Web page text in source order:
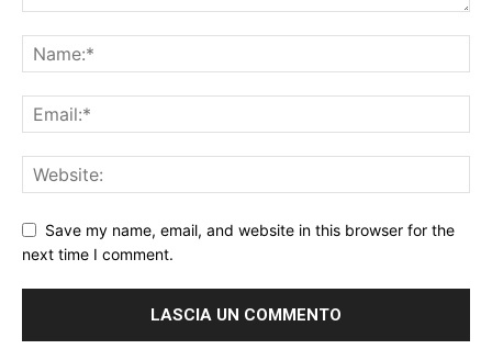
Save my name, email, and website in this browser for the
next time I comment.